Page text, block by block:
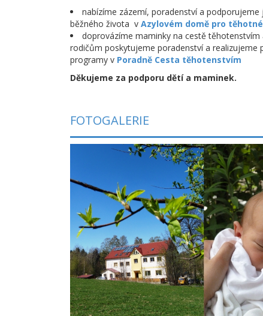
nabízíme zázemí, poradenství a podporujeme
běžného života v Azylovém domě pro
doprovázíme maminky na cestě
rodičům poskytujeme poradenství a realizujeme
programy v Poradně Cesta těhotenstvím
Děkujeme za podporu dětí a maminek.
FOTOGALERIE